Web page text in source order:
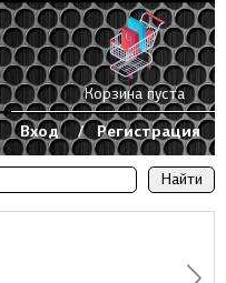
Вход / Регистрация
Корзина пуста